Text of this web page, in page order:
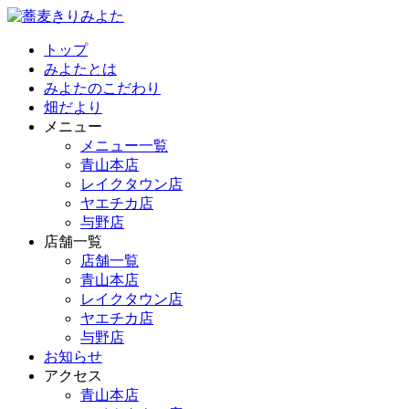
トップ
みよたとは
みよたのこだわり
畑だより
メニュー
メニュー一覧
青山本店
レイクタウン店
ヤエチカ店
与野店
店舗一覧
店舗一覧
青山本店
レイクタウン店
ヤエチカ店
与野店
お知らせ
アクセス
青山本店